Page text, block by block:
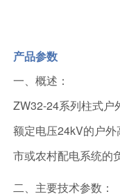
产品参数
一、概述：
ZW32-24系列柱式户
额定电压24kV的户
市或农村配电系统的
二、主要技术参数：